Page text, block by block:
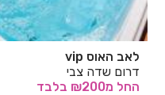
לאב האוס vip
דרום שדה צבי
החל מ₪200 בלבד